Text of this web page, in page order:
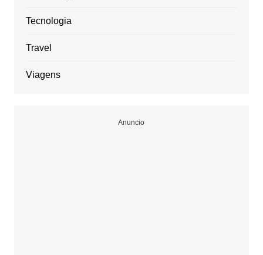
Tecnologia
Travel
Viagens
Anuncio